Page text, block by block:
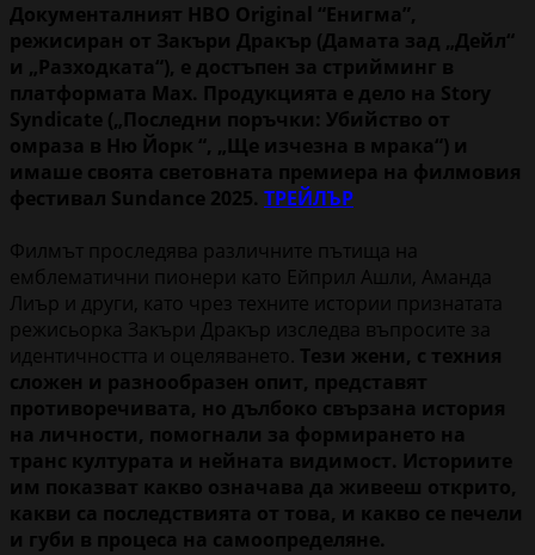
Документалният HBO Original “Енигма”,
режисиран от Закъри Дракър (Дамата зад „Дейл“
и „Разходката“), e достъпен за стрийминг в
платформата Max. Продукцията е дело на Story
Syndicate („Последни поръчки: Убийство от
омраза в Ню Йорк “, „Ще изчезна в мрака“) и
имаше своята световната премиера на филмовия
фестивал Sundance 2025. ТРЕЙЛЪР
Филмът проследява различните пътища на
емблематични пионери като Ейприл Ашли, Аманда
Лиър и други, като чрез техните истории признатата
режисьорка Закъри Дракър изследва въпросите за
идентичността и оцеляването. Тези жени, с техния
сложен и разнообразен опит, представят
противоречивата, но дълбоко свързана история
на личности, помогнали за формирането на
транс културата и нейната видимост. Историите
им показват какво означава да живееш открито,
какви са последствията от това, и какво се печели
и губи в процеса на самоопределяне.